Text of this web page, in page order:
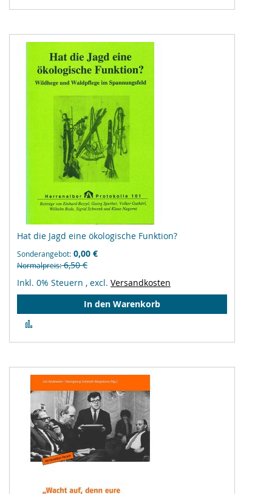
hinzufügen
Hat die Jagd eine ökologische Funktion?
Sonderangebot 0,00 €
Normalpreis 6,50 €
Inkl. 0% Steuern , excl. Versandkosten
In den Warenkorb
hinzufügen